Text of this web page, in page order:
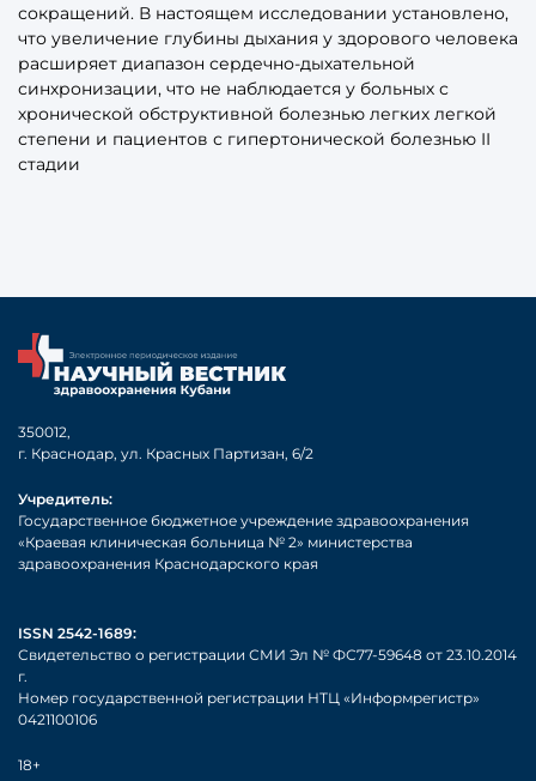
сокращений. В настоящем исследовании установлено,
что увеличение глубины дыхания у здорового человека
расширяет диапазон сердечно-дыхательной
синхронизации, что не наблюдается у больных с
хронической обструктивной болезнью легких легкой
степени и пациентов с гипертонической болезнью II
стадии
350012,
г. Краснодар, ул. Красных Партизан, 6/2
Учредитель:
Государственное бюджетное учреждение здравоохранения
«Краевая клиническая больница № 2» министерства
здравоохранения Краснодарского края
ISSN 2542-1689:
Свидетельство о регистрации СМИ Эл № ФС77-59648 от 23.10.2014
г.
Номер государственной регистрации НТЦ «Информрегистр»
0421100106
18+